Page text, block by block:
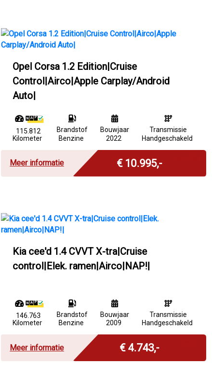
Opel Corsa 1.2 Edition|Cruise
Control|Airco|Apple Carplay/Android
Auto|
115.812
Kilometer
Brandstof
Benzine
Bouwjaar
2022
Transmissie
Handgeschakeld
Meer informatie € 10.995,-
Kia cee'd 1.4 CVVT X-tra|Cruise
control|Elek. ramen|Airco|NAP!|
146.763
Kilometer
Brandstof
Benzine
Bouwjaar
2009
Transmissie
Handgeschakeld
Meer informatie € 4.743,-